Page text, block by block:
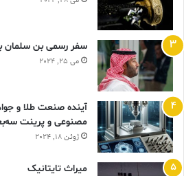
سفر رسمی بن سلمان
می 25, 2024
آینده صنعت طلا و
مصنوعی و پرینت
ژوئن 18, 2024
ميراث تايتانيک